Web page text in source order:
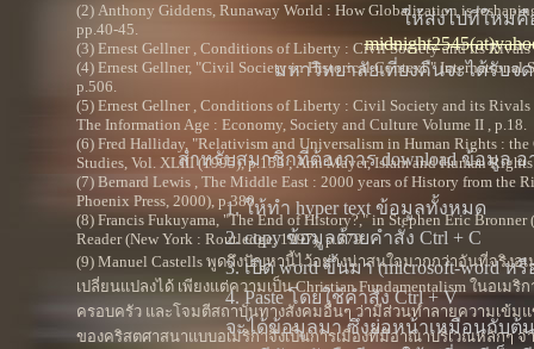
(2) Anthony Giddens, Runaway World : How Globalization is
pp.40-45.
(3) Ernest Gellner , Conditions of Liberty : Civil Society and its
(4) Ernest Gellner, "Civil Society in Historical Context," International
p.506.
(5) Ernest Gellner , Conditions of Liberty : Civil Society and its
The Information Age : Economy, Society and Culture Volume II , p.18.
(6) Fred Halliday, "Relativism and Universalism in Human Rights :
Studies, Vol. XLIII (1995), p.153 ; Ann Mayer, Islam and Human
(7) Bernard Lewis , The Middle East : 2000 years of History from the
Phoenix Press, 2000), p.380
(8) Francis Fukuyama, "The End of History?," in Stephen Eric
Reader (New York : Routledge, 1997), p.379.
(9) Manuel Castells พูดถึงปัญหานี้ไว้อย่างน่าสนใจมากกว่าอันที่จริง
เปลี่ยนแปลงได้ เพียงแต่ความเป็น Christian Fundamentalism ในอเ
ครอบครัว และโจมตีสถาบันทางสังคมอื่นๆ ว่ามีส่วนทำลายความเข้มแ
ของคริสตศาสนาแบบอเมริกาจึงเป็นการเมืองที่มีอาณาบริเวณหลักๆ
ให้ส่งไปที่ใหม่คื
มหาวิทยาลัยเที่ยงคืนจะได้รับจ
สำหรับสมาชิกที่ต้องการ download ข้อมูล
1. ให้ทำ hyper text ข้อมูลทั้งหมด
2. copy ข้อมูลด้วยคำสั่ง Ctrl + C
3. เปิด word ขึ้นมา (microsoft-word หรื
4. Paste โดยใช้คำสั่ง Ctrl + V
จะได้ข้อมูลมา ซึ่งย่อหน้าเหมือนกับต้